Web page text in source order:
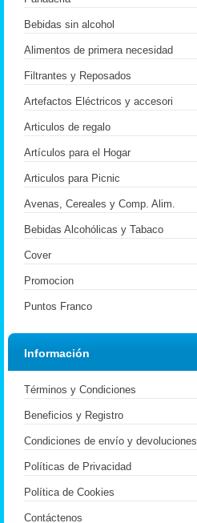
Bebidas sin alcohol
Alimentos de primera necesidad
Filtrantes y Reposados
Artefactos Eléctricos y accesori
Articulos de regalo
Artículos para el Hogar
Articulos para Picnic
Avenas, Cereales y Comp. Alim.
Bebidas Alcohólicas y Tabaco
Cover
Promocion
Puntos Franco
Información
Términos y Condiciones
Beneficios y Registro
Condiciones de envío y devoluciones
Políticas de Privacidad
Política de Cookies
Contáctenos